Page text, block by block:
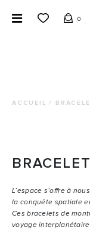
0
ACCUEIL /
L’espace s’offre à
la conquête spatiale
Ces bracelets de
voyage